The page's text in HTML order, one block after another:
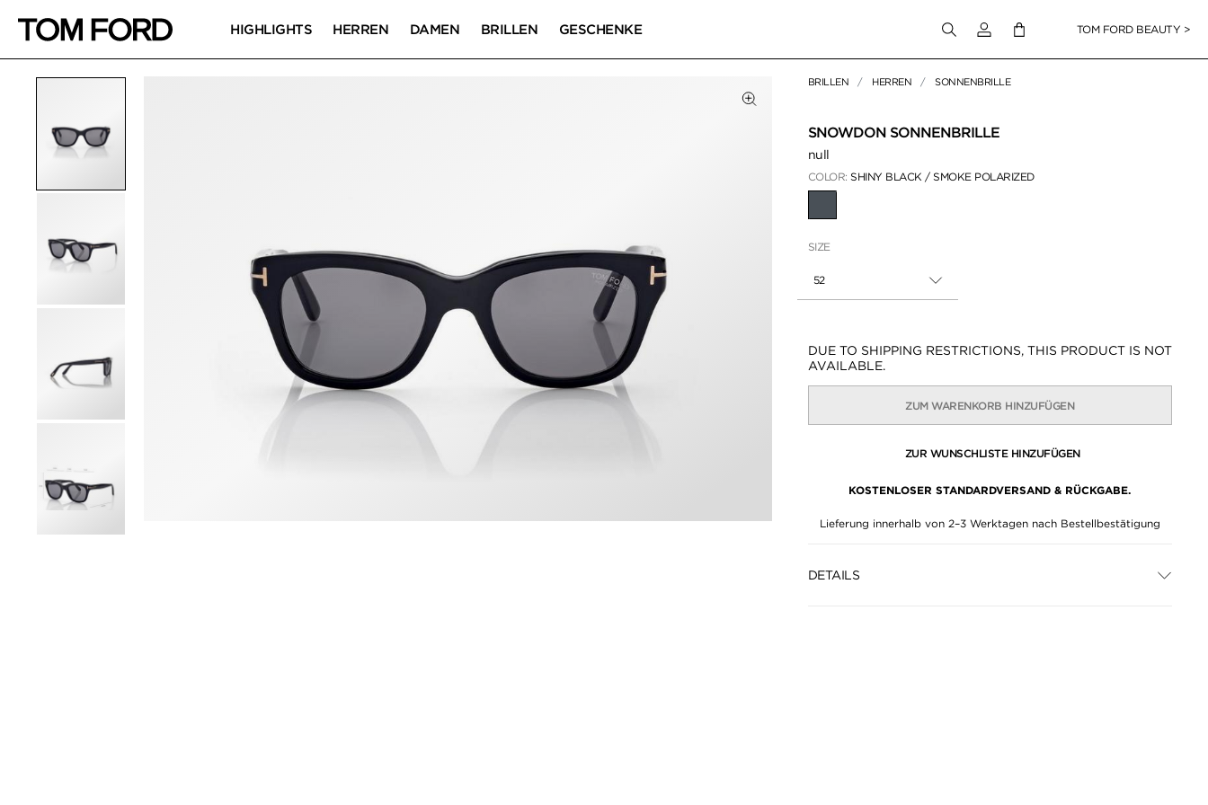
HIGHLIGHTS HERREN DAMEN BRILLEN GESCHENKE Melden Sie sich bei Ihrem Konto an
TOM FORD BEAUTY >
BRILLEN HERREN SONNENBRILLE
SNOWDON SONNENBRILLE
null
COLOR:SHINY BLACK / SMOKE POLARIZED
SIZE
52
Verfügbarkeit:
DUE TO SHIPPING RESTRICTIONS, THIS PRODUCT IS NOT
AVAILABLE.
ZUM WARENKORB HINZUFÜGEN
ZUR WUNSCHLISTE HINZUFÜGEN
KOSTENLOSER STANDARDVERSAND & RÜCKGABE.
Lieferung innerhalb von 2–3 Werktagen nach Bestellbestätigung
DETAILS